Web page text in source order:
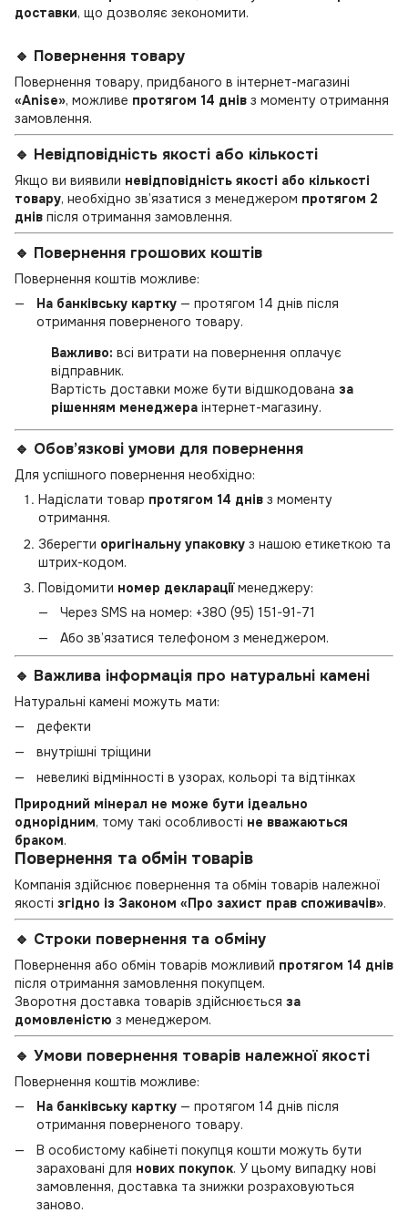
доставки, що дозволяє зекономити.
🔹 Повернення товару
Повернення товару, придбаного в інтернет-магазині
«Anise», можливе протягом 14 днів з моменту отримання
замовлення.
🔹 Невідповідність якості або кількості
Якщо ви виявили невідповідність якості або кількості
товару, необхідно зв’язатися з менеджером протягом 2
днів після отримання замовлення.
🔹 Повернення грошових коштів
Повернення коштів можливе:
На банківську картку — протягом 14 днів після
отримання поверненого товару.
Важливо: всі витрати на повернення оплачує
відправник.
Вартість доставки може бути відшкодована за
рішенням менеджера інтернет-магазину.
🔹 Обов’язкові умови для повернення
Для успішного повернення необхідно:
Надіслати товар протягом 14 днів з моменту
отримання.
Зберегти оригінальну упаковку з нашою етикеткою та
штрих-кодом.
Повідомити номер деклараціїменеджеру:
Через SMS на номер: +380 (95) 151-91-71
Або зв’язатися телефоном з менеджером.
🔹 Важлива інформація про натуральні камені
Натуральні камені можуть мати:
дефекти
внутрішні тріщини
невеликі відмінності в узорах, кольорі та відтінках
Природний мінерал не може бути ідеально
однорідним, тому такі особливості не вважаються
браком.
Повернення та обмін товарів
Компанія здійснює повернення та обмін товарів належної
якості згідно із Законом «Про захист прав споживачів».
🔹 Строки повернення та обміну
Повернення або обмін товарів можливий протягом 14 днів
після отримання замовлення покупцем.
Зворотня доставка товарів здійснюється за
домовленістю з менеджером.
🔹 Умови повернення товарів належної якості
Повернення коштів можливе:
На банківську картку — протягом 14 днів після
отримання поверненого товару.
В особистому кабінеті покупця кошти можуть бути
зараховані для нових покупок. У цьому випадку нові
замовлення, доставка та знижки розраховуються
заново.